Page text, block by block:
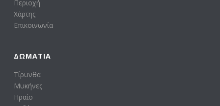
Περιοχή
Χάρτης
Επικοινωνία
ΔΩΜΆΤΙΑ
Τίρυνθα
Μυκήνες
Ηραίο